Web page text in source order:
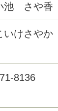
池 さや香
いけさやか
8136